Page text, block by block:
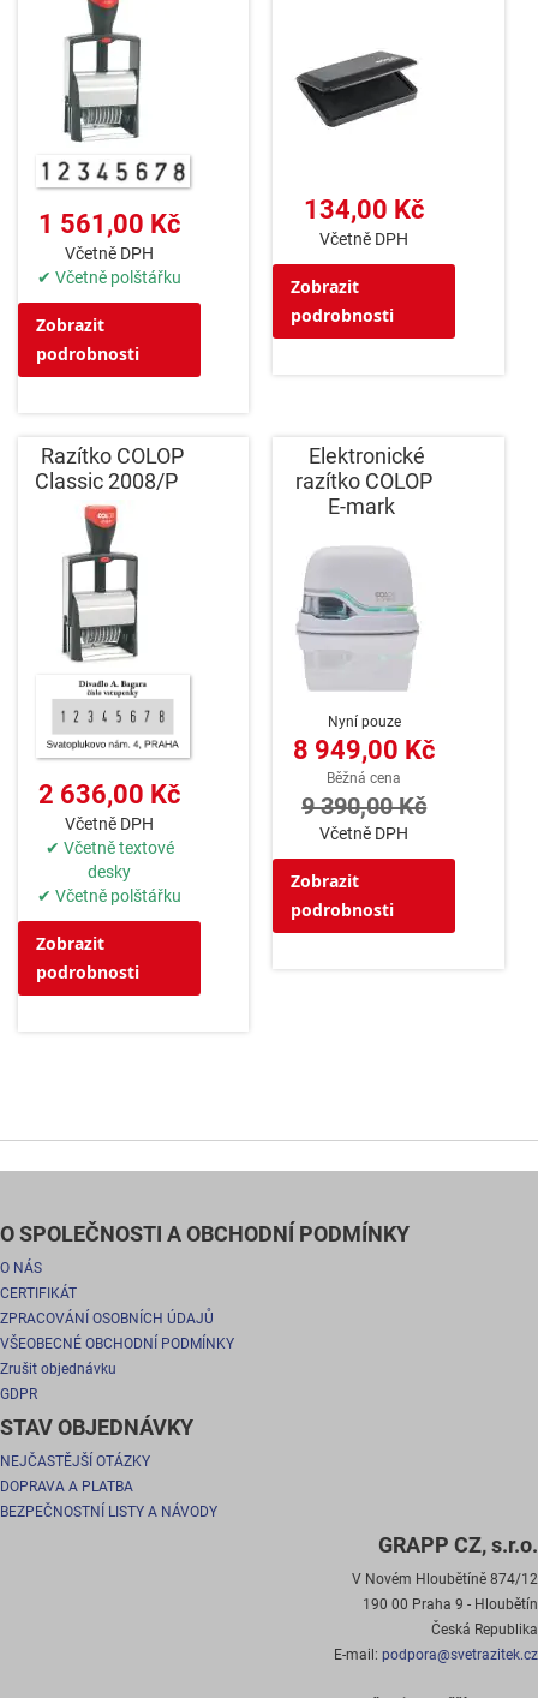
1 561,00 Kč
Včetně DPH
✔ Včetně polštářku
Zobrazit
podrobnosti
134,00 Kč
Včetně DPH
Zobrazit
podrobnosti
Razítko COLOP
Classic 2008/P
2 636,00 Kč
Včetně DPH
✔ Včetně textové
desky
✔ Včetně polštářku
Zobrazit
podrobnosti
Elektronické
razítko COLOP
E-mark
Nyní pouze
8 949,00 Kč
Běžná cena
9 390,00 Kč
Včetně DPH
Zobrazit
podrobnosti
O SPOLEČNOSTI A OBCHODNÍ PODMÍNKY
O NÁS
CERTIFIKÁT
ZPRACOVÁNÍ OSOBNÍCH ÚDAJŮ
VŠEOBECNÉ OBCHODNÍ PODMÍNKY
Zrušit objednávku
GDPR
STAV OBJEDNÁVKY
NEJČASTĚJŠÍ OTÁZKY
DOPRAVA A PLATBA
BEZPEČNOSTNÍ LISTY A NÁVODY
GRAPP CZ, s.r.o.
V Novém Hloubětíně 874/12
190 00 Praha 9 - Hloubětín
Česká Republika
E-mail: podpora@svetrazitek.cz